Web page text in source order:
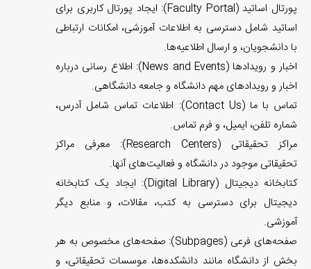
پورتال اساتید (Faculty Portal): ایجاد پورتال کاربری برای
اساتید شامل دسترسی به اطلاعات آموزشی، امکانات ارتباطی
با دانشجویان، و ارسال اطلاعیه‌ها.
اخبار و رویدادها (News and Events): اطلاع رسانی درباره
اخبار و رویدادهای مهم دانشگاه و جامعه دانشگاهی.
تماس با ما (Contact Us): اطلاعات تماس شامل آدرس،
شماره تلفن، ایمیل، و فرم تماس.
مراکز تحقیقاتی (Research Centers): معرفی مراکز
تحقیقاتی موجود در دانشگاه و فعالیت‌های آنها.
کتابخانه دیجیتال (Digital Library): ایجاد یک کتابخانه
دیجیتال برای دسترسی به کتب، مقالات، و منابع دیگر
آموزشی.
صفحه‌های فرعی (Subpages): صفحه‌های مخصوص به هر
بخش از دانشگاه مانند دانشکده‌ها، موسسات تحقیقاتی، و